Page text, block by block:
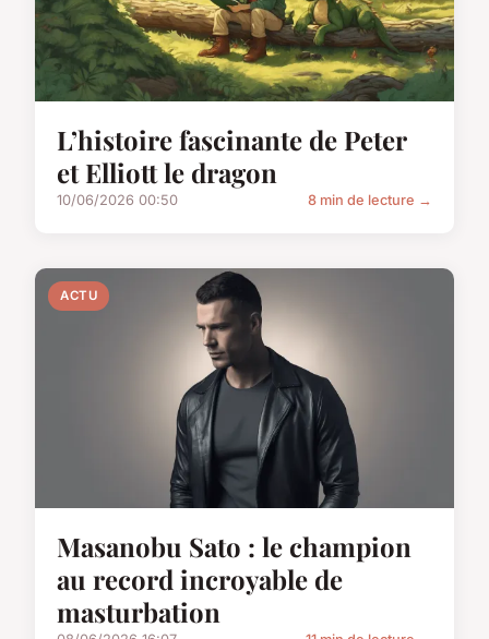
L’histoire fascinante de Peter
et Elliott le dragon
10/06/2026 00:50 8 min de lecture →
ACTU
Masanobu Sato : le champion
au record incroyable de
masturbation